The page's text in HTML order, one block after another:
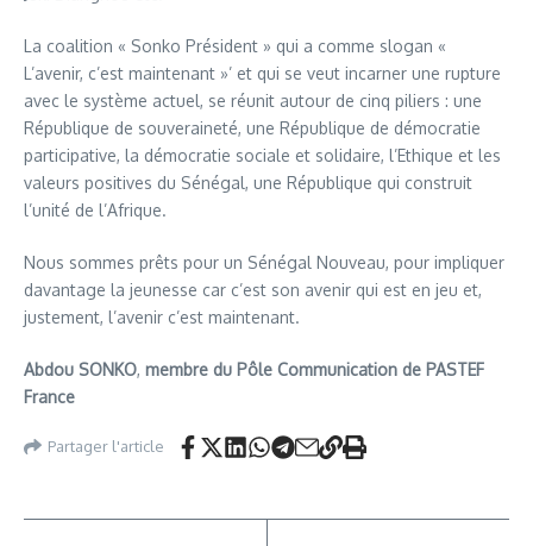
La coalition « Sonko Président » qui a comme slogan «
L’avenir, c’est maintenant »’ et qui se veut incarner une rupture
avec le système actuel, se réunit autour de cinq piliers : une
République de souveraineté, une République de démocratie
participative, la démocratie sociale et solidaire, l’Ethique et les
valeurs positives du Sénégal, une République qui construit
l’unité de l’Afrique.
Nous sommes prêts pour un Sénégal Nouveau, pour impliquer
davantage la jeunesse car c’est son avenir qui est en jeu et,
justement, l’avenir c’est maintenant.
Abdou SONKO, membre du Pôle Communication de PASTEF
France
Partager l'article